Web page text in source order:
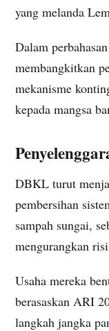
yang melanda
Dalam
membangkitkan
mekanisme
kepada mangsa
DBKL turut
pembersihan
sampah sungai,
mengurangkan
Usaha mereka
berasaskan ARI
langkah jangka